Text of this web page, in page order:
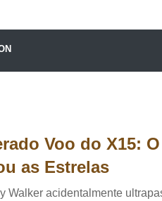
Voo do X15:
as Estrelas
Walker acidentalmente